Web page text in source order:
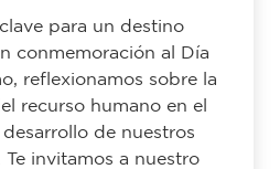
para un destino
conmemoración al Día
reflexionamos sobre la
recurso humano en el
de nuestros
invitamos a nuestro